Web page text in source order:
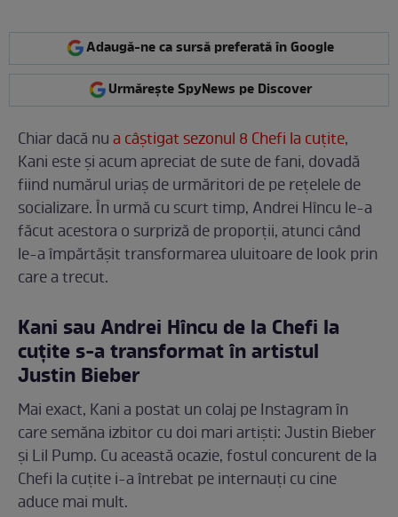
Adaugă-ne ca sursă preferată în Google
Urmărește SpyNews pe Discover
Chiar dacă nua câștigat sezonul 8 Chefi la cuțite,
Kani este și acum apreciat de sute de fani, dovadă
fiind numărul uriaș de urmăritori de pe rețelele de
socializare. În urmă cu scurt timp, Andrei Hîncu le-a
făcut acestora o surpriză de proporții, atunci când
le-a împărtășit transformarea uluitoare de look prin
care a trecut.
Kani sau Andrei Hîncu de la Chefi la
cuțite s-a transformat în artistul
Justin Bieber
Mai exact, Kani a postat un colaj pe Instagram în
care semăna izbitor cu doi mari artiști: Justin Bieber
și Lil Pump. Cu această ocazie, fostul concurent de la
Chefi la cuțite i-a întrebat pe internauți cu cine
aduce mai mult.